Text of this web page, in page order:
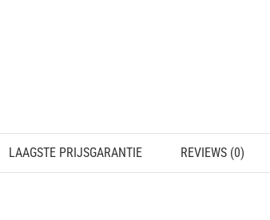
LAAGSTE PRIJSGARANTIE REVIEWS (0)